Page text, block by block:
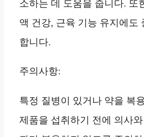
소하는 데 도움을 줍니다. 또
액 건강, 근육 기능 유지에도
합니다.
주의사항:
특정 질병이 있거나 약을 복
제품을 섭취하기 전에 의사